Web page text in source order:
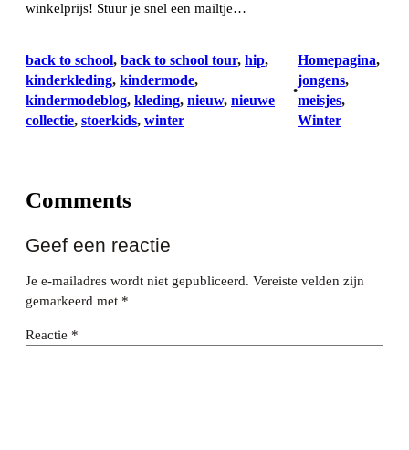
winkelprijs! Stuur je snel een mailtje…
back to school, back to school tour, hip
kinderkleding, kindermode
kindermodeblog, kleding, nieuw, nieuwe
collectie, stoerkids, winter
•
Homepagina
jongens
meisjes
Winter
Comments
Geef een reactie
Je e-mailadres wordt niet gepubliceerd. Vereiste velden zijn
gemarkeerd met *
Reactie *